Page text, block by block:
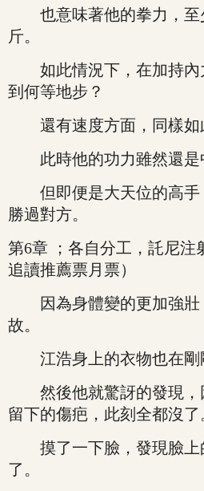
也意味著他的拳力，至
斤。
如此情況下，在加持內
到何等地步？
還有速度方面，同樣如
此時他的功力雖然還是
但即便是大天位的高手
勝過對方。
第6章 ；各自分工，託尼注
追讀推薦票月票）
因為身體變的更加強壯
故。
江浩身上的衣物也在剛
然後他就驚訝的發現，
留下的傷疤，此刻全都沒了
摸了一下臉，發現臉上
了。